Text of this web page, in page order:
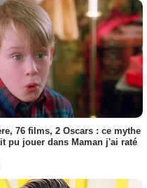
76 films, 2 Oscars : ce mythe
pu jouer dans Maman j'ai raté